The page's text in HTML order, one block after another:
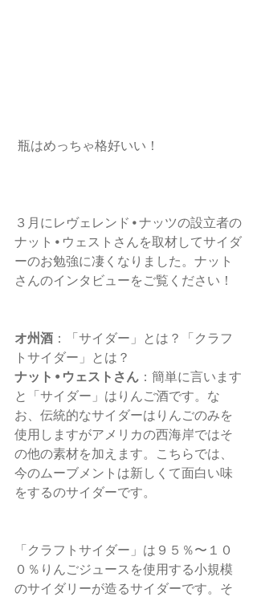
瓶はめっちゃ格好いい！
３月にレヴェレンド•ナッツの設立者の
ナット•ウェストさんを取材してサイダ
ーのお勉強に凄くなりました。ナット
さんのインタビューをご覧ください！
オ州酒 ：「サイダー」とは？「クラフ
トサイダー」とは？
ナット•ウェストさん ：簡単に言います
と「サイダー」はりんご酒です。な
お、伝統的なサイダーはりんごのみを
使用しますがアメリカの西海岸ではそ
の他の素材を加えます。こちらでは、
今のムーブメントは新しくて面白い味
をするのサイダーです。
「クラフトサイダー」は９５％〜１０
０％りんごジュースを使用する小規模
のサイダリーが造るサイダーです。そ